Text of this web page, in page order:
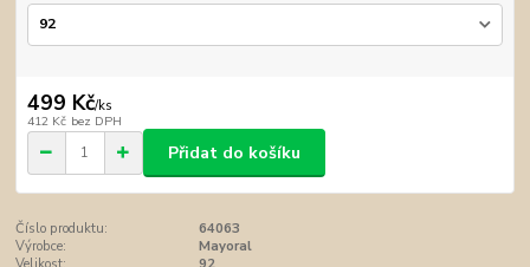
499 Kč/ks
412 Kč bez DPH
Přidat do košíku
Číslo produktu:
64063
Výrobce:
Mayoral